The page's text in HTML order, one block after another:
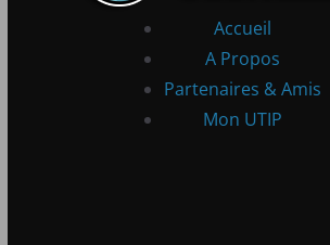
Accueil
A Propos
Partenaires & Amis
Mon UTIP